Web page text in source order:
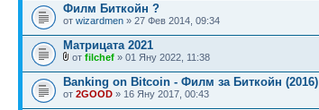
Филм Биткойн ?
от wizardmen » 27 Фев 2014, 09:34
Матрицата 2021
от filchef » 01 Яну 2022, 11:38
Banking on Bitcoin - Филм за Биткойн (2016)
от 2GOOD » 16 Яну 2017, 00:43